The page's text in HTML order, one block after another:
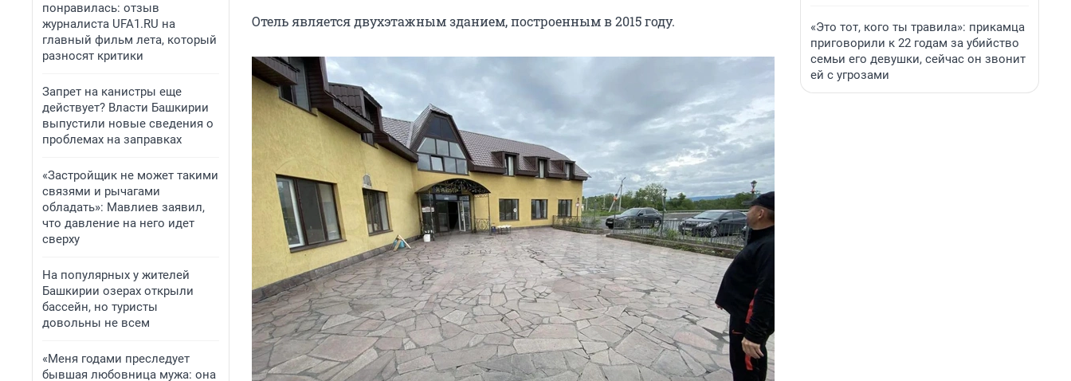
понравилась: отзыв
журналиста UFA1.RU на
главный фильм лета, который
разносят критики
Запрет на канистры еще
действует? Власти Башкирии
выпустили новые сведения о
проблемах на заправках
«Застройщик не может такими
связями и рычагами
обладать»: Мавлиев заявил,
что давление на него идет
сверху
На популярных у жителей
Башкирии озерах открыли
бассейн, но туристы
довольны не всем
«Меня годами преследует
бывшая любовница мужа: она
Отель является двухэтажным зданием, построенным в 2015 году.
«Это тот, кого ты травила»: прикамца
приговорили к 22 годам за убийство
семьи его девушки, сейчас он звонит
ей с угрозами